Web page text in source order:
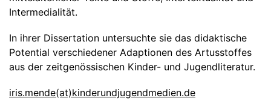
Intermedialität.
In ihrer Dissertation untersuchte sie das didaktische
Potential verschiedener Adaptionen des Artusstoffes
aus der zeitgenössischen Kinder- und Jugendliteratur.
iris.mende(at)kinderundjugendmedien.de